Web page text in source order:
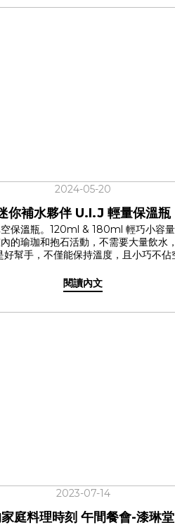
備零件，購買即贈！適用於大部
2024-05-20
你補水夥伴 U.I.J 輕量保溫瓶
溫瓶。120ml & 180ml 輕巧小容
瑜珈和抱石活動，不需要大量飲
手，不僅能保持溫度，且小巧不
閱讀內文
2023-07-14
家庭料理時刻 午間餐會-漆琳